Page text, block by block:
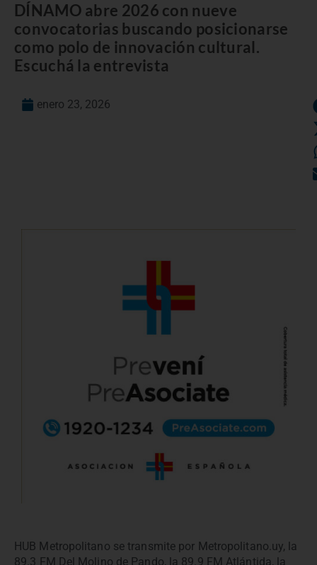
DÍNAMO abre 2026 con nueve
convocatorias buscando posicionarse
como polo de innovación cultural.
Escuchá la entrevista
enero 23, 2026
HUB Metropolitano se transmite por Metropolitano.uy, la
89.3 FM Del Molino de Pando, la 89.9 FM Atlántida, la